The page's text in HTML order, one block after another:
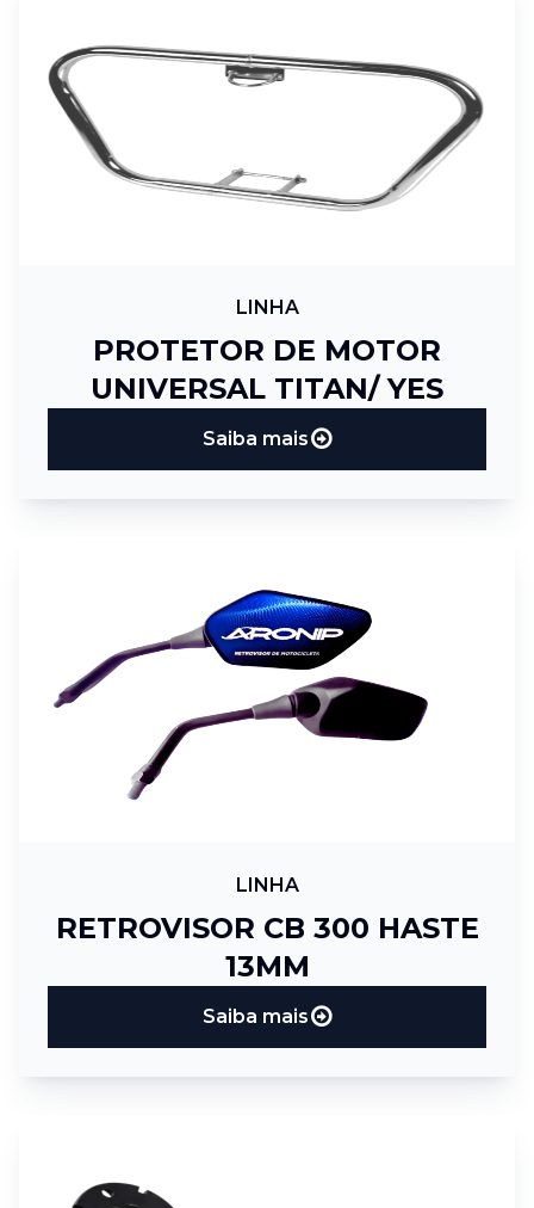
LINHA
PROTETOR DE MOTOR
UNIVERSAL TITAN/ YES
Saiba mais
LINHA
RETROVISOR CB 300 HASTE
13MM
Saiba mais